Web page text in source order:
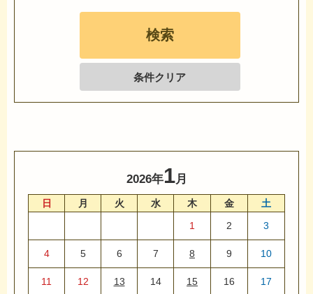
条件クリア
2026年1月
日 月 火 水 木 金
土
1
2 3
4 5 6 7 8 9 10
11 12 13 14 15 16 17